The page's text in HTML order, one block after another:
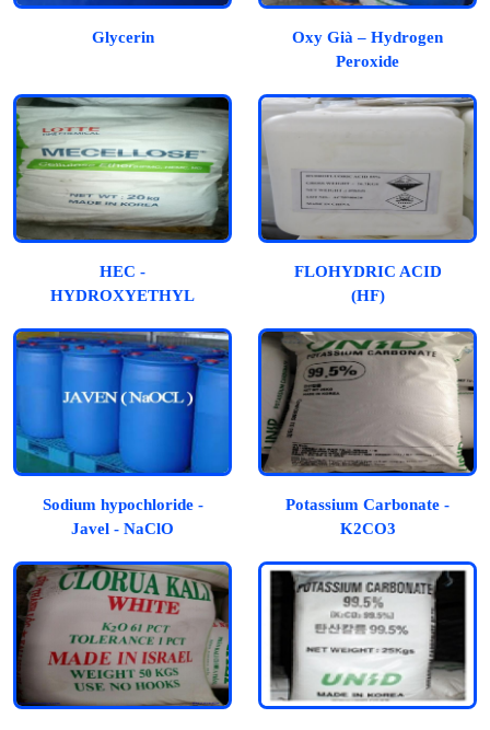
Glycerin
Oxy Già – Hydrogen
Peroxide
HEC -
HYDROXYETHYL
FLOHYDRIC ACID
(HF)
Sodium hypochloride -
Javel - NaClO
Potassium Carbonate -
K2CO3